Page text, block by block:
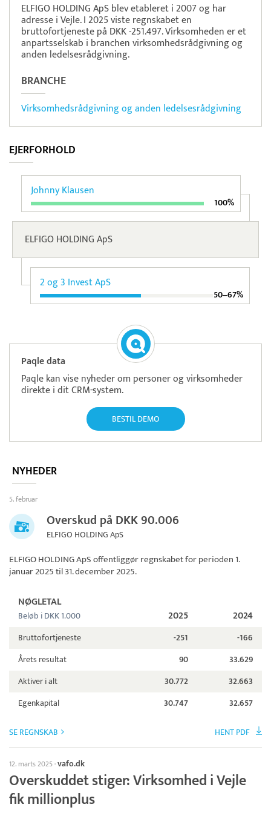
ELFIGO HOLDING ApS blev etableret i 2007 og har
adresse i Vejle. I 2025 viste regnskabet en
bruttofortjeneste på DKK -251.497. Virksomheden er et
anpartsselskab i branchen virksomhedsrådgivning og
anden ledelsesrådgivning.
BRANCHE
Virksomhedsrådgivning og anden ledelsesrådgivning
EJERFORHOLD
Johnny Klausen
100%
ELFIGO HOLDING ApS
2 og 3 Invest ApS
50‒67%
Paqle data
Paqle kan vise nyheder om personer og virksomheder
direkte i dit CRM-system.
BESTIL DEMO
NYHEDER
5. februar
Overskud på DKK 90.006
ELFIGO HOLDING ApS
ELFIGO HOLDING ApSoffentliggør regnskabet for perioden 1.
januar 2025 til 31. december 2025.
NØGLETAL
Beløb i DKK 1.000 2025 2024
Bruttofortjeneste -251
-166
Årets resultat
90
33.629
Aktiver i alt
30.772
32.663
Egenkapital
30.747 32.657
SE REGNSKAB HENT PDF
12. marts 2025·vafo.dk
Overskuddet stiger: Virksomhed i Vejle
fik millionplus